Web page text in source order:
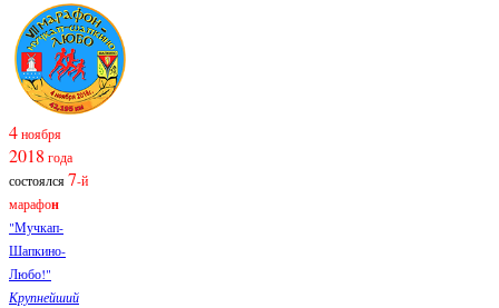
4ноября
2018 года
состоялся7-й
марафон
"Мучкап-
Шапкино-
Любо!"
Крупнейший